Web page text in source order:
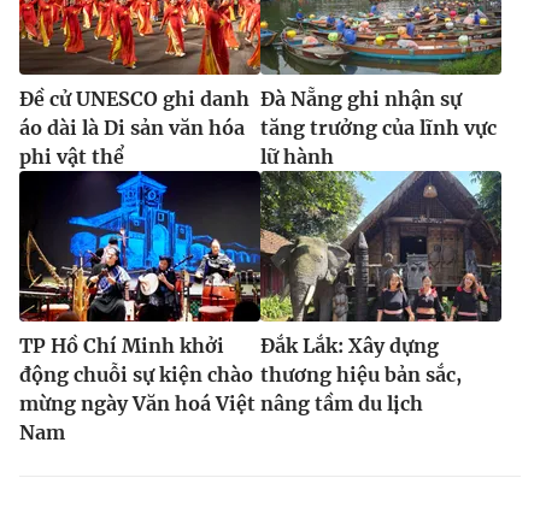
Đề cử UNESCO ghi danh
áo dài là Di sản văn hóa
phi vật thể
Đà Nẵng ghi nhận sự
tăng trưởng của lĩnh vực
lữ hành
TP Hồ Chí Minh khởi
động chuỗi sự kiện chào
mừng ngày Văn hoá Việt
Nam
Đắk Lắk: Xây dựng
thương hiệu bản sắc,
nâng tầm du lịch